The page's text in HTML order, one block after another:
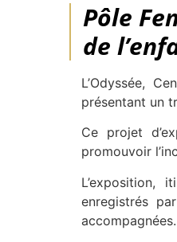
Pôle
de
L’Odyssée,
présentant un
Ce projet
promouvoir
L’exposition,
enregistrés
accompagnées.